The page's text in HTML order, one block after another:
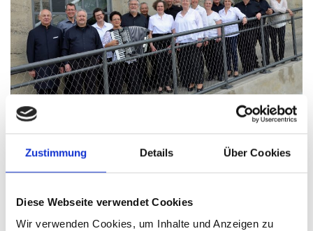
Zustimmung Details Über Cookies
Diese Webseite verwendet Cookies
Wir verwenden Cookies, um Inhalte und Anzeigen zu
2023 vor der Isarphilharmonie,
Gasteig HP8 (Foto: Cornelia Bencker, Münchner Quintenzirkel
Das OrchesterMünchner Quintenzirkel
Mückenberger-Quintenz I, wurde 1951 von Ingeborg